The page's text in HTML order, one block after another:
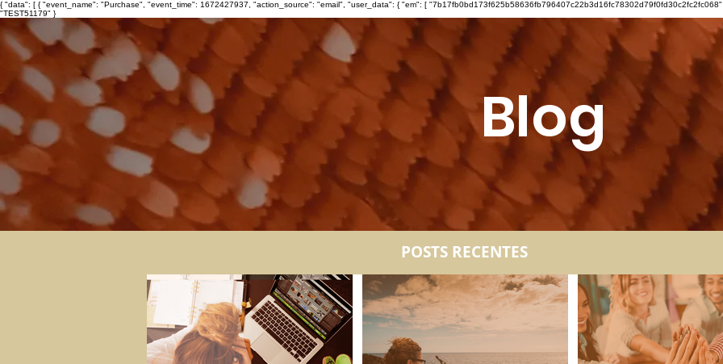
{ "data": [ { "event_name": "Purchase", "event_time": 1672427937, "action_source": "email", "user_data": { "em": [
"TEST51179" }
Blog
POSTS RECENTES